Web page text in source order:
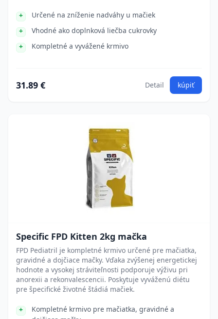
Určené na zníženie nadváhy u mačiek
Vhodné ako doplnková liečba cukrovky
Kompletné a vyvážené krmivo
31.89 € Detail kúpiť
Specific FPD Kitten 2kg mačka
FPD Pediatril je kompletné krmivo určené pre mačiatka,
gravidné a dojčiace mačky. Vďaka zvýšenej energetickej
hodnote a vysokej stráviteľnosti podporuje výživu pri
anorexii a rekonvalescencii. Poskytuje vyváženú diétu
pre špecifické životné štádiá mačiek.
Kompletné krmivo pre mačiatka, gravidné a